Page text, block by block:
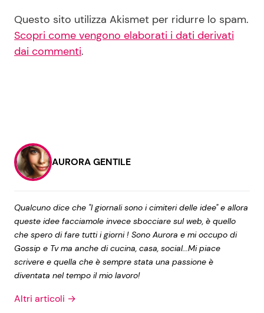
Questo sito utilizza Akismet per ridurre lo spam.
Scopri come vengono elaborati i dati derivati
dai commenti.
AURORA GENTILE
Qualcuno dice che "I giornali sono i cimiteri delle idee" e allora
queste idee facciamole invece sbocciare sul web, è quello
che spero di fare tutti i giorni ! Sono Aurora e mi occupo di
Gossip e Tv ma anche di cucina, casa, social...Mi piace
scrivere e quella che è sempre stata una passione è
diventata nel tempo il mio lavoro!
Altri articoli →